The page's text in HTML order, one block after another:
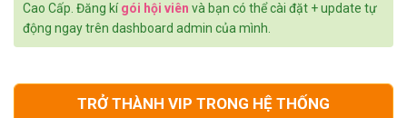
Cao Cấp. Đăng kígói hội viên và bạn có thể cài đặt + update tự
động ngay trên dashboard admin của mình.
TRỞ THÀNH VIP TRONG HỆ THỐNG